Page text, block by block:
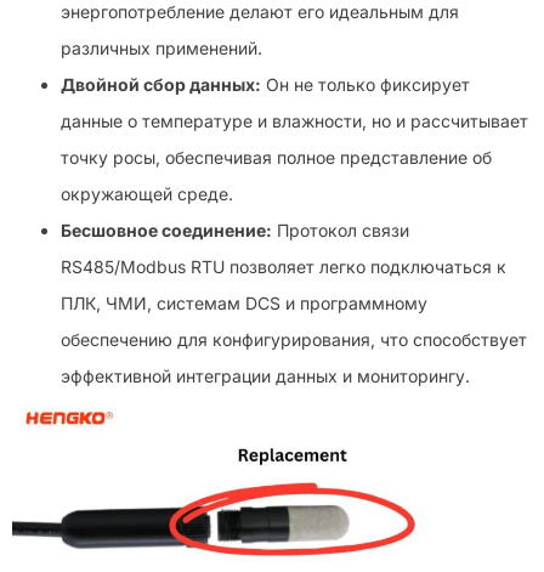
энергопотребление делают его идеальным для
различных применений.
Двойной сбор данных: Он не только фиксирует
данные о температуре и влажности, но и рассчитывает
точку росы, обеспечивая полное представление об
окружающей среде.
Бесшовное соединение: Протокол связи
RS485/Modbus RTU позволяет легко подключаться к
ПЛК, ЧМИ, системам DCS и программному
обеспечению для конфигурирования, что способствует
эффективной интеграции данных и мониторингу.